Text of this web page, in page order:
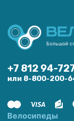
Большой
+7 812 94-
или 8-800-200-
Велосипеды